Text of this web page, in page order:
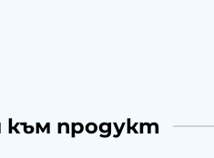
към продукт